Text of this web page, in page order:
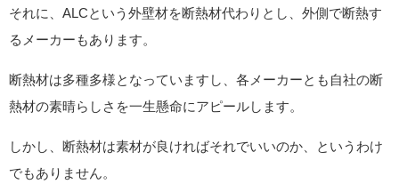
それに、ALCという外壁材を断熱材代わりとし、外側で断熱す
るメーカーもあります。
断熱材は多種多様となっていますし、各メーカーとも自社の断
熱材の素晴らしさを一生懸命にアピールします。
しかし、断熱材は素材が良ければそれでいいのか、というわけ
でもありません。